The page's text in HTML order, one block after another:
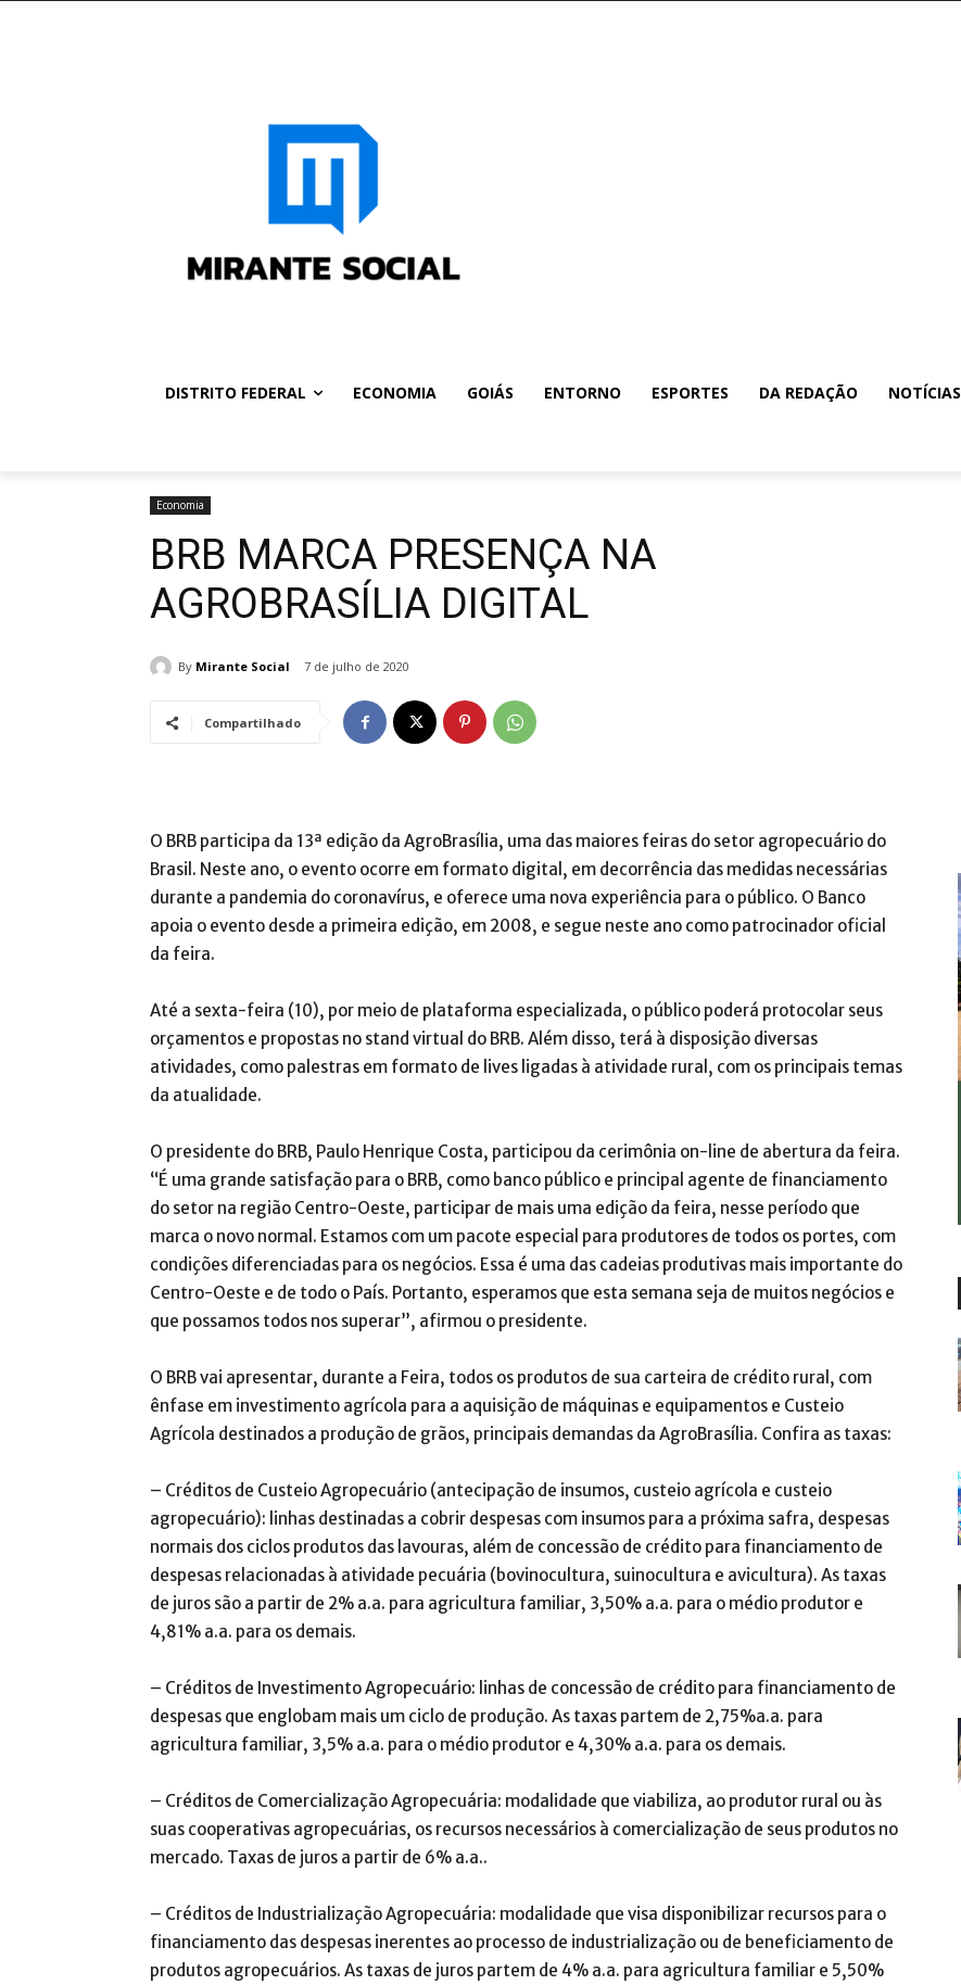
DISTRITO FEDERAL ECONOMIA GOIÁS ENTORNO ESPORTES DA REDAÇÃO NOTÍCIAS
Economia
BRB MARCA PRESENÇA NA
AGROBRASÍLIA DIGITAL
By Mirante Social 7 de julho de 2020
Compartilhado
O BRB participa da 13ª edição da AgroBrasília, uma das maiores feiras do setor agropecuário do
Brasil. Neste ano, o evento ocorre em formato digital, em decorrência das medidas necessárias
durante a pandemia do coronavírus, e oferece uma nova experiência para o público. O Banco
apoia o evento desde a primeira edição, em 2008, e segue neste ano como patrocinador oficial
da feira.
Até a sexta-feira (10), por meio de plataforma especializada, o público poderá protocolar seus
orçamentos e propostas no stand virtual do BRB. Além disso, terá à disposição diversas
atividades, como palestras em formato de lives ligadas à atividade rural, com os principais temas
da atualidade.
O presidente do BRB, Paulo Henrique Costa, participou da cerimônia on-line de abertura da feira.
“É uma grande satisfação para o BRB, como banco público e principal agente de financiamento
do setor na região Centro-Oeste, participar de mais uma edição da feira, nesse período que
marca o novo normal. Estamos com um pacote especial para produtores de todos os portes, com
condições diferenciadas para os negócios. Essa é uma das cadeias produtivas mais importante do
Centro-Oeste e de todo o País. Portanto, esperamos que esta semana seja de muitos negócios e
que possamos todos nos superar”, afirmou o presidente.
O BRB vai apresentar, durante a Feira, todos os produtos de sua carteira de crédito rural, com
ênfase em investimento agrícola para a aquisição de máquinas e equipamentos e Custeio
Agrícola destinados a produção de grãos, principais demandas da AgroBrasília. Confira as taxas:
– Créditos de Custeio Agropecuário (antecipação de insumos, custeio agrícola e custeio
agropecuário): linhas destinadas a cobrir despesas com insumos para a próxima safra, despesas
normais dos ciclos produtos das lavouras, além de concessão de crédito para financiamento de
despesas relacionadas à atividade pecuária (bovinocultura, suinocultura e avicultura). As taxas
de juros são a partir de 2% a.a. para agricultura familiar, 3,50% a.a. para o médio produtor e
4,81% a.a. para os demais.
– Créditos de Investimento Agropecuário: linhas de concessão de crédito para financiamento de
despesas que englobam mais um ciclo de produção. As taxas partem de 2,75%a.a. para
agricultura familiar, 3,5% a.a. para o médio produtor e 4,30% a.a. para os demais.
– Créditos de Comercialização Agropecuária: modalidade que viabiliza, ao produtor rural ou às
suas cooperativas agropecuárias, os recursos necessários à comercialização de seus produtos no
mercado. Taxas de juros a partir de 6% a.a..
– Créditos de Industrialização Agropecuária: modalidade que visa disponibilizar recursos para o
financiamento das despesas inerentes ao processo de industrialização ou de beneficiamento de
produtos agropecuários. As taxas de juros partem de 4% a.a. para agricultura familiar e 5,50%